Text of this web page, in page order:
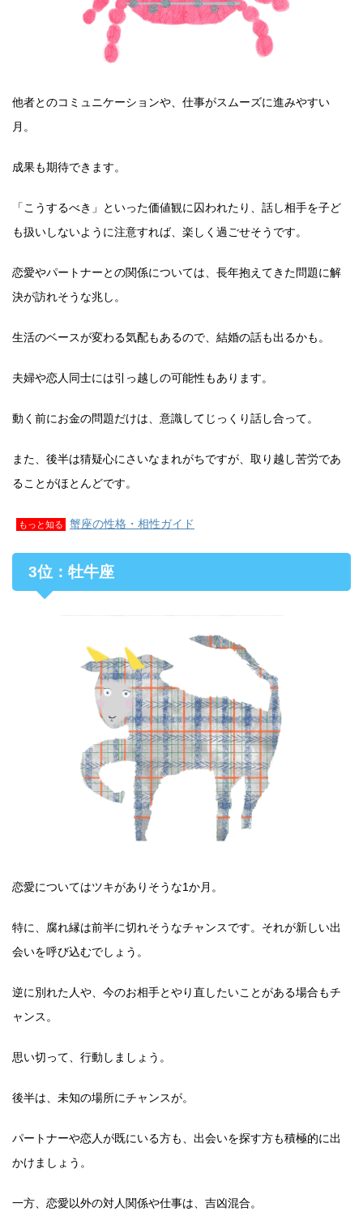
他者とのコミュニケーションや、仕事がスムーズに進みやすい
月。
成果も期待できます。
「こうするべき」といった価値観に囚われたり、話し相手を子ど
も扱いしないように注意すれば、楽しく過ごせそうです。
恋愛やパートナーとの関係については、長年抱えてきた問題に解
決が訪れそうな兆し。
生活のベースが変わる気配もあるので、結婚の話も出るかも。
夫婦や恋人同士には引っ越しの可能性もあります。
動く前にお金の問題だけは、意識してじっくり話し合って。
また、後半は猜疑心にさいなまれがちですが、取り越し苦労であ
ることがほとんどです。
もっと知る 蟹座の性格・相性ガイド
3位：牡牛座
恋愛についてはツキがありそうな1か月。
特に、腐れ縁は前半に切れそうなチャンスです。それが新しい出
会いを呼び込むでしょう。
逆に別れた人や、今のお相手とやり直したいことがある場合もチ
ャンス。
思い切って、行動しましょう。
後半は、未知の場所にチャンスが。
パートナーや恋人が既にいる方も、出会いを探す方も積極的に出
かけましょう。
一方、恋愛以外の対人関係や仕事は、吉凶混合。